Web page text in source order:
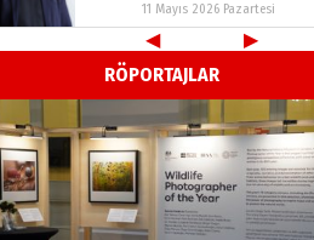
11 Mayıs 2026 Pazartesi
Neşat YALÇIN
Paranın Aile Kültüründeki Yeri
03 Ağustos 2026 Pazartesi
Yıldırım Gündoğdu
HAVVA’NIN ÜÇ KIZI
09 Temmuz 2026 Perşembe
◀
▶
RÖPORTAJLAR